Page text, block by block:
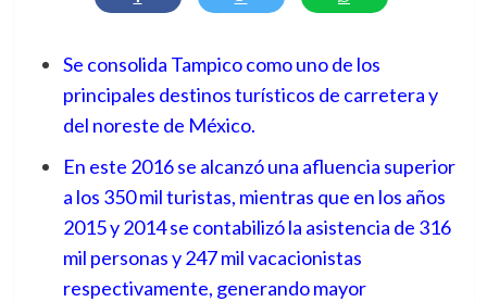
Se consolida Tampico como uno de los
principales destinos turísticos de carretera y
del noreste de México.
En este 2016 se alcanzó una afluencia superior
a los 350 mil turistas, mientras que en los años
2015 y 2014 se contabilizó la asistencia de 316
mil personas y 247 mil vacacionistas
respectivamente, generando mayor